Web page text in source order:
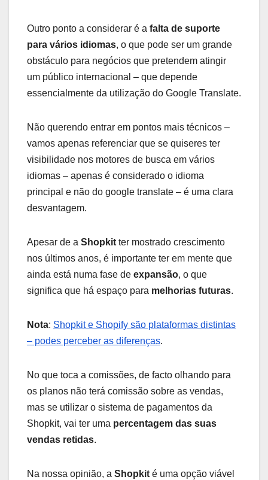
Outro ponto a considerar é a falta de suporte
para vários idiomas, o que pode ser um grande
obstáculo para negócios que pretendem atingir
um público internacional – que depende
essencialmente da utilização do Google Translate.
Não querendo entrar em pontos mais técnicos –
vamos apenas referenciar que se quiseres ter
visibilidade nos motores de busca em vários
idiomas – apenas é considerado o idioma
principal e não do google translate – é uma clara
desvantagem.
Apesar de a Shopkit ter mostrado crescimento
nos últimos anos, é importante ter em mente que
ainda está numa fase de expansão, o que
significa que há espaço para melhorias futuras.
Nota: Shopkit e Shopify são plataformas distintas
– podes perceber as diferenças.
No que toca a comissões, de facto olhando para
os planos não terá comissão sobre as vendas,
mas se utilizar o sistema de pagamentos da
Shopkit, vai ter uma percentagem das suas
vendas retidas.
Na nossa opinião, a Shopkit é uma opção viável